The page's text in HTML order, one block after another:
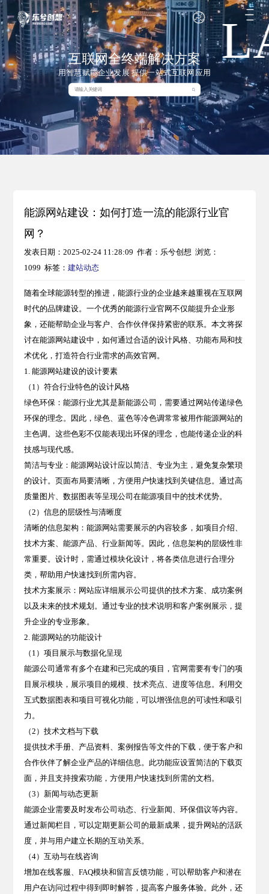
互联网全终端解决方案
用智慧赋能企业发展 提供一站式互联网应用
能源网站建设：如何打造一流的能源行业官
网？
发表日期：2025-02-24 11:28:09 作者：乐兮创想 浏览：
1099 标签：建站动态
随着全球能源转型的推进，能源行业的企业越来越重视在互联网
时代的品牌建设。一个优秀的能源行业官网不仅能提升企业形
象，还能帮助企业与客户、合作伙伴保持紧密的联系。本文将探
讨在能源网站建设中，如何通过合适的设计风格、功能布局和技
术优化，打造符合行业需求的高效官网。
1. 能源网站建设的设计要素
（1）符合行业特色的设计风格
绿色环保 ：能源行业尤其是新能源公司，需要通过网站传递绿色
环保的理念。因此，绿色、蓝色等冷色调常常被用作能源网站的
主色调。这些色彩不仅能表现出环保的理念，也能传递企业的科
技感与现代感。
简洁与专业 ：能源网站设计应以简洁、专业为主，避免复杂繁琐
的设计。页面布局要清晰，方便用户快速找到关键信息。通过高
质量图片、数据图表等呈现公司在能源项目中的技术优势。
（2）信息的层级性与清晰度
清晰的信息架构 ：能源网站需要展示的内容较多，如项目介绍、
技术方案、能源产品、行业新闻等。因此，信息架构的层级性非
常重要。设计时，需通过模块化设计 ，将各类信息进行合理分
类，帮助用户快速找到所需内容。
技术方案展示 ：网站应详细展示公司提供的技术方案、成功案例
以及未来的技术规划。通过专业的技术说明和客户案例 展示，提
升企业的专业形象。
2. 能源网站的功能设计
（1）项目展示与数据化呈现
能源公司通常有多个在建和已完成的项目，官网需要有专门的项
目展示模块，展示项目的规模、技术亮点、进度等信息 。利用交
互式数据图表和项目可视化功能，可以增强信息的可读性和吸引
力。
（2）技术文档与下载
提供技术手册、产品资料 、案例报告等文件的下载，便于客户和
合作伙伴了解企业产品的详细信息。此功能应设置简洁的下载页
面 ，并且支持搜索功能 ，方便用户快速找到所需的文档。
（3）新闻与动态更新
能源企业需要及时发布公司动态、行业新闻、环保倡议等内容。
通过新闻栏目 ，可以定期更新公司的最新成果，提升网站的活跃
度，并与用户建立长期的互动关系。
（4）互动与在线咨询
增加在线客服、FAQ模块和留言反馈功能，可以帮助客户和潜在
用户在访问过程中得到即时解答，提高客户服务体验。此外，还